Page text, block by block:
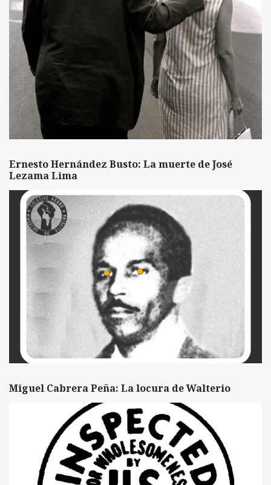
Ernesto Hernández Busto: La muerte de José
Lezama Lima
Miguel Cabrera Peña: La locura de Walterio